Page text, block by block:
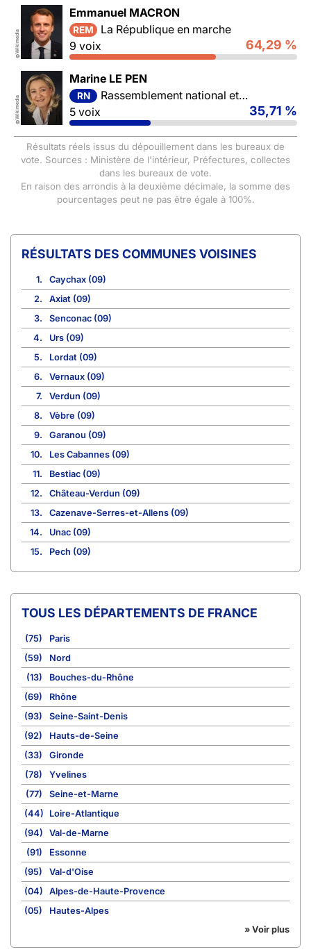
©
Wikimedia
Emmanuel MACRON
REM
La République en marche
9 voix
64,29 %
©
Wikimedia
Marine LE PEN
RN
Rassemblement national et ses alliés
5 voix
35,71 %
Résultats réels issus du dépouillement dans les bureaux de
vote. Sources : Ministère de l'intérieur, Préfectures, collectes
dans les bureaux de vote.
En raison des arrondis à la deuxième décimale, la somme des
pourcentages peut ne pas être égale à 100%.
COMMUNES VOISINES
1.
Caychax (09)
2.
Axiat (09)
3.
Senconac (09)
4.
Urs (09)
5.
Lordat (09)
6.
Vernaux (09)
7.
Verdun (09)
8.
Vèbre (09)
9.
Garanou (09)
10.
Les Cabannes (09)
11.
Bestiac (09)
12.
Château-Verdun (09)
13.
Cazenave-Serres-et-Allens (09)
14.
Unac (09)
15.
Pech (09)
TOUS LES DÉPARTEMENTS DE FRANCE
(75)
Paris
(59)
Nord
(13)
Bouches-du-Rhône
(69)
Rhône
(93)
Seine-Saint-Denis
(92)
Hauts-de-Seine
(33)
Gironde
(78)
Yvelines
(77)
Seine-et-Marne
(44)
Loire-Atlantique
(94)
Val-de-Marne
(91)
Essonne
(95)
Val-d'Oise
(04)
Alpes-de-Haute-Provence
(05)
Hautes-Alpes
» Voir plus